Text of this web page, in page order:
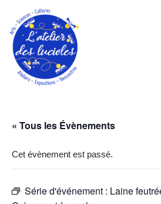
Aller
au
contenu
« Tous les Évènements
Cet évènement est passé.
Série d'événement : Laine